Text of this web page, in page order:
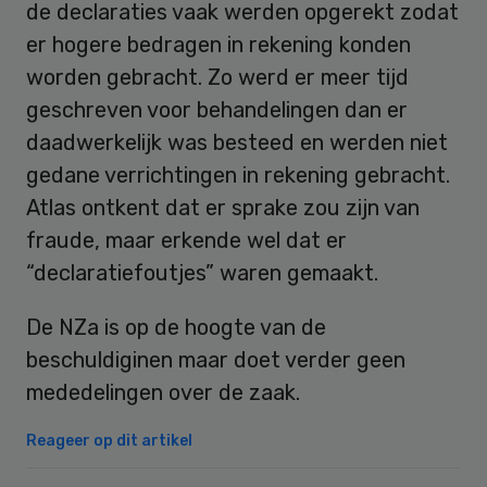
de declaraties vaak werden opgerekt zodat
er hogere bedragen in rekening konden
worden gebracht. Zo werd er meer tijd
geschreven voor behandelingen dan er
daadwerkelijk was besteed en werden niet
gedane verrichtingen in rekening gebracht.
Atlas ontkent dat er sprake zou zijn van
fraude, maar erkende wel dat er
“declaratiefoutjes” waren gemaakt.
De NZa is op de hoogte van de
beschuldiginen maar doet verder geen
mededelingen over de zaak.
Reageer op dit artikel